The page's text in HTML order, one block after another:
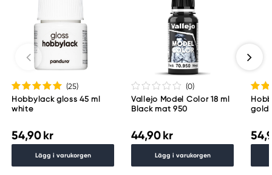
(25)
Hobbylack gloss 45 ml
white
54,90 kr
Lägg i varukorgen
(0)
Vallejo Model Color 18 ml
Black mat 950
44,90 kr
Lägg i varukorgen
gold